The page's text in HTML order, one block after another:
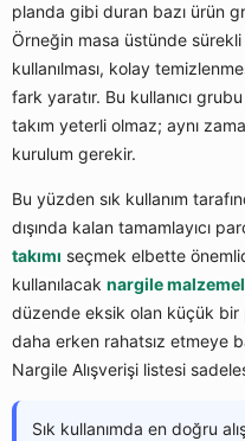
planda gibi duran bazı ürün
Örneğin masa üstünde
kullanılması, kolay
fark yaratır. Bu kullanıcı
takım yeterli olmaz; aynı
kurulum gerekir.
Bu yüzden sık kullanım
dışında kalan tamamlayıcı
takımı seçmek elbette
kullanılacak nargile
düzende eksik olan küçük bir
daha erken rahatsız etmeye
Nargile Alışverişi listesi
Sık kullanımda en doğru